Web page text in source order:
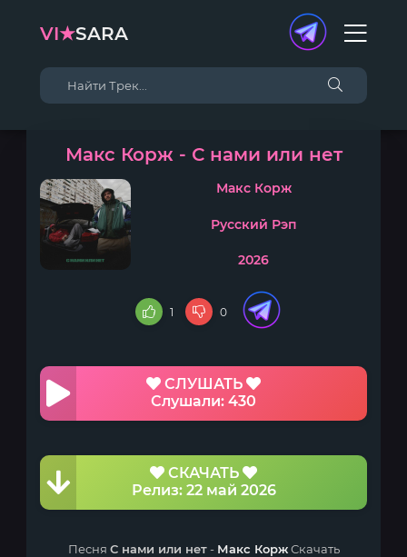
VI★SARA
Макс Корж - С нами или нет
Макс Корж
Русский Рэп
2026
1 0
СЛУШАТЬ
Слушали: 430
СКАЧАТЬ
Релиз: 22 май 2026
Песня С нами или нет- Макс КоржСкачать